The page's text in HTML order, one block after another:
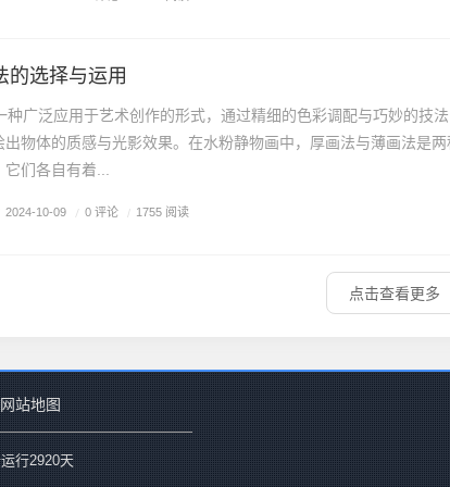
的选择与运用
广泛应用于艺术创作的形式，通过精细的色彩调配与巧妙的技法
物体的质感与光影效果。在水粉静物画中，厚画法与薄画法是两
它们各自有着...
2024-10-09 / 0 评论 / 1755 阅读
点击查看更多
网站地图
行2920天